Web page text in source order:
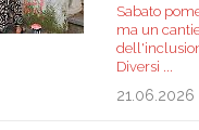
Sabato
ma un
Diversi
21.06.2026